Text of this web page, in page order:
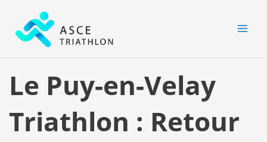
contenu
Le Puy-en-Velay
Triathlon : Retour